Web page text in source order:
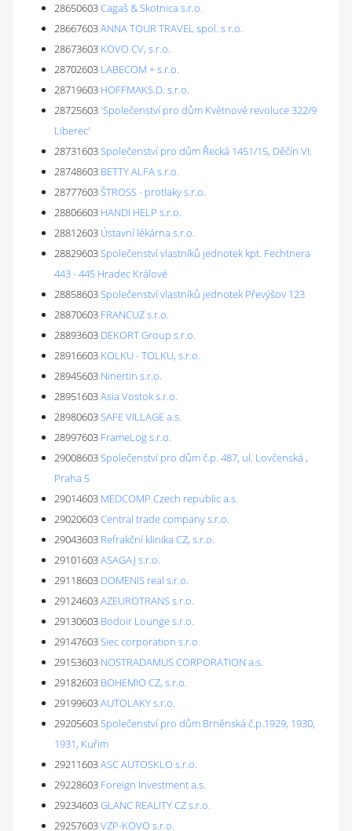
28650603Cagaš & Skotnica s.r.o.
28667603ANNA TOUR TRAVEL spol. s r.o.
28673603 KOVO CV, s.r.o.
28702603 LABECOM + s.r.o.
28719603 HOFFMAKS.D. s.r.o.
28725603'Společenství pro dům Květnové revoluce 322/9
Liberec'
28731603Společenství pro dům Řecká 1451/15, Děčín VI.
28748603 BETTY ALFA s.r.o.
28777603ŠTROSS - protlaky s.r.o.
28806603 HANDI HELP s.r.o.
28812603 Ústavní lékárna s.r.o.
28829603Společenství vlastníků jednotek kpt. Fechtnera
443 - 445 Hradec Králové
28858603Společenství vlastníků jednotek Převýšov 123
28870603 FRANCUZ s.r.o.
28893603 DEKORT Group s.r.o.
28916603 KOLKU - TOLKU, s.r.o.
28945603 Ninertin s.r.o.
28951603Asia Vostok s.r.o.
28980603SAFE VILLAGE a.s.
28997603 FrameLog s.r.o.
29008603Společenství pro dům č.p. 487, ul. Lovčenská ,
Praha 5
29014603 MEDCOMP Czech republic a.s.
29020603Central trade company s.r.o.
29043603 Refrakční klinika CZ, s.r.o.
29101603ASAGAJ s.r.o.
29118603 DOMENIS real s.r.o.
29124603AZEUROTRANS s.r.o.
29130603 Bodoir Lounge s.r.o.
29147603Siec corporation s.r.o.
29153603 NOSTRADAMUS CORPORATION a.s.
29182603 BOHEMIO CZ, s.r.o.
29199603AUTOLAKY s.r.o.
29205603Společenství pro dům Brněnská č.p.1929, 1930,
1931, Kuřim
29211603ASC AUTOSKLO s.r.o.
29228603 Foreign Investment a.s.
29234603GLANC REALITY CZ s.r.o.
29257603VZP-KOVO s.r.o.